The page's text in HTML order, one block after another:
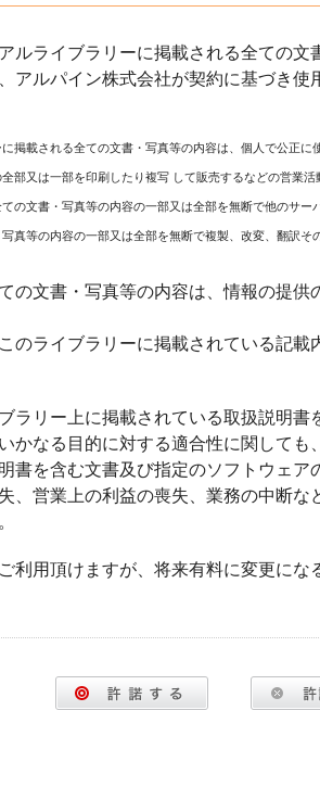
ルライブラリーに掲載される全ての文
アルパイン株式会社が契約に基づき
掲載される全ての文書・写真等の内容は、個人で公正に
部又は一部を印刷したり複写 して販売するなどの営業活
の文書・写真等の内容の一部又は全部を無断で他のサ
真等の内容の一部又は全部を無断で複製、改変、翻訳そ
の文書・写真等の内容は、情報の提
のライブラリーに掲載されている記
ラリー上に掲載されている取扱説明
かなる目的に対する適合性に関して
書を含む文書及び指定のソフトウェ
、営業上の利益の喪失、業務の中断
利用頂けますが、将来有料に変更にな